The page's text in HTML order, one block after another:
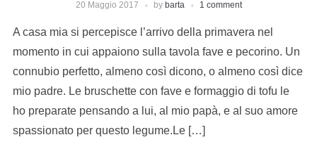
20 Maggio 2017 by barta 1 comment
A casa mia si percepisce l’arrivo della primavera nel
momento in cui appaiono sulla tavola fave e pecorino. Un
connubio perfetto, almeno così dicono, o almeno così dice
mio padre. Le bruschette con fave e formaggio di tofu le
ho preparate pensando a lui, al mio papà, e al suo amore
spassionato per questo legume.Le […]